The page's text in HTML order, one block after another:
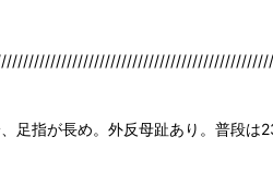
、足指が長め。外反母趾あり。普段